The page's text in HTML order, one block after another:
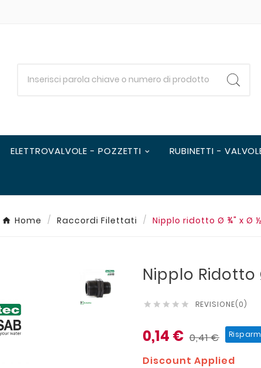
ELETTROVALVOLE - POZZETTI RUBINETTI -
Home Raccordi Filettati Nipplo ridotto Ø ¾" x Ø
Nipplo Ridotto
     REVISIONE(0)
0,14 € 0,41 €
Discount Applied